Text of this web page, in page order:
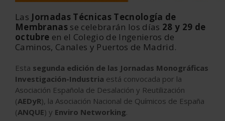
Las Jornadas Técnicas Tecnología de
Membranas se celebrarán los días 28 y 29 de
octubre en el Colegio de Ingenieros de
Caminos, Canales y Puertos de Madrid.
Esta segunda edición de las Jornadas Monográficas
Investigación-Industria está convocada por la
Asociación Española de Desalación y Reutilización
(AEDyR), la Asociación Nacional de Químicos de España
(ANQUE) y Enviro Networking.